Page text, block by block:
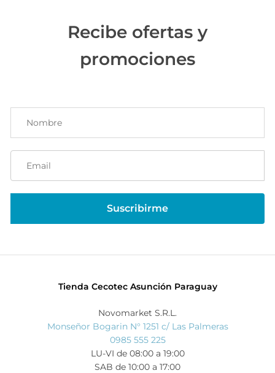
Recibe ofertas y
promociones
Tienda Cecotec Asunción Paraguay
Novomarket S.R.L.
Monseñor Bogarin N° 1251 c/ Las Palmeras
0985 555 225
LU-VI de 08:00 a 19:00
SAB de 10:00 a 17:00